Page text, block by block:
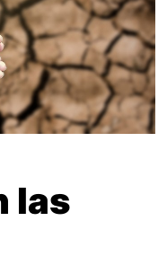
las